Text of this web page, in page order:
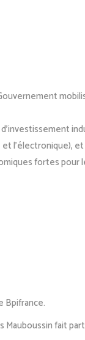
l’électronique),
fortes pour
Bpifrance.
Mauboussin fait